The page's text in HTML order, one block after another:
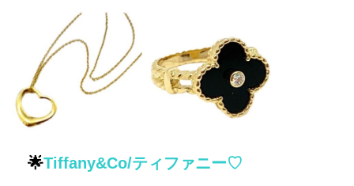
🌟Tiffany&Co/ティファニー♡